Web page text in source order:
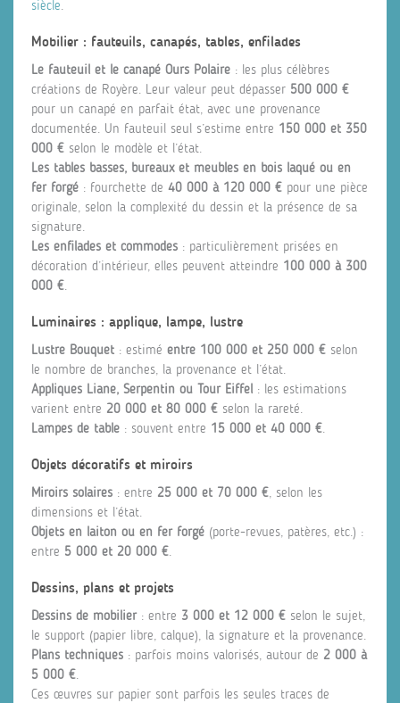
siècle.
Mobilier : fauteuils, canapés, tables, enfilades
Le fauteuil et le canapé Ours Polaire : les plus célèbres
créations de Royère. Leur valeur peut dépasser 500 000 €
pour un canapé en parfait état, avec une provenance
documentée. Un fauteuil seul s’estime entre 150 000 et 350
000 € selon le modèle et l’état.
Les tables basses, bureaux et meubles en bois laqué ou en
fer forgé : fourchette de 40 000 à 120 000 € pour une pièce
originale, selon la complexité du dessin et la présence de sa
signature.
Les enfilades et commodes : particulièrement prisées en
décoration d’intérieur, elles peuvent atteindre 100 000 à 300
000 €.
Luminaires : applique, lampe, lustre
Lustre Bouquet : estimé entre 100 000 et 250 000 € selon
le nombre de branches, la provenance et l’état.
Appliques Liane, Serpentin ou Tour Eiffel : les estimations
varient entre 20 000 et 80 000 € selon la rareté.
Lampes de table : souvent entre 15 000 et 40 000 €.
Objets décoratifs et miroirs
Miroirs solaires : entre 25 000 et 70 000 €, selon les
dimensions et l’état.
Objets en laiton ou en fer forgé (porte-revues, patères, etc.) :
entre 5 000 et 20 000 €.
Dessins, plans et projets
Dessins de mobilier: entre 3 000 et 12 000 € selon le sujet,
le support (papier libre, calque), la signature et la provenance.
Plans techniques : parfois moins valorisés, autour de 2 000 à
5 000 €.
Ces œuvres sur papier sont parfois les seules traces de